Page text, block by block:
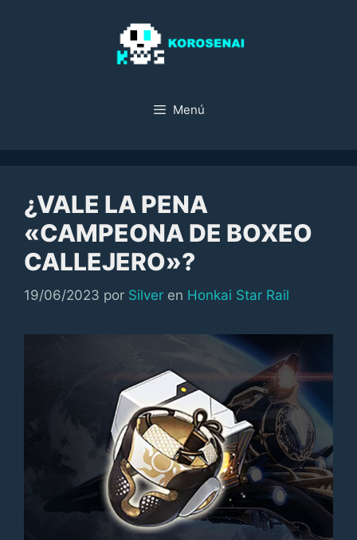
Menú
¿VALE LA PENA
«CAMPEONA DE BOXEO
CALLEJERO»?
19/06/2023 por Silver en Categorías
Honkai Star Rail